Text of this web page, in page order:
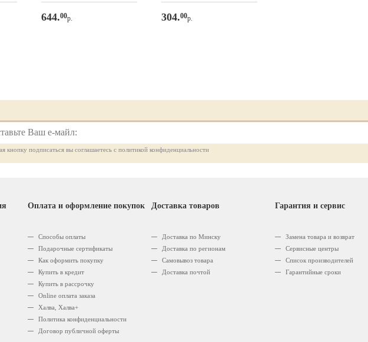
644.00р. 304.00р.
кнопку подписаться вы соглашаетесь с политикой конфиденциальности
Оплата и оформление покупок
Способы оплаты
Подарочные сертификаты
Как оформить покупку
Купить в кредит
Купить в рассрочку
Оnline оплата заказа
Халва, Халва+
Политика конфиденциальности
Договор публичной оферты
Доставка товаров
Доставка по Минску
Доставка по регионам
Самовывоз товара
Доставка почтой
Гарантия и сервис
Замена товара и возврат
Сервисные центры
Список производителей
Гарантийные сроки